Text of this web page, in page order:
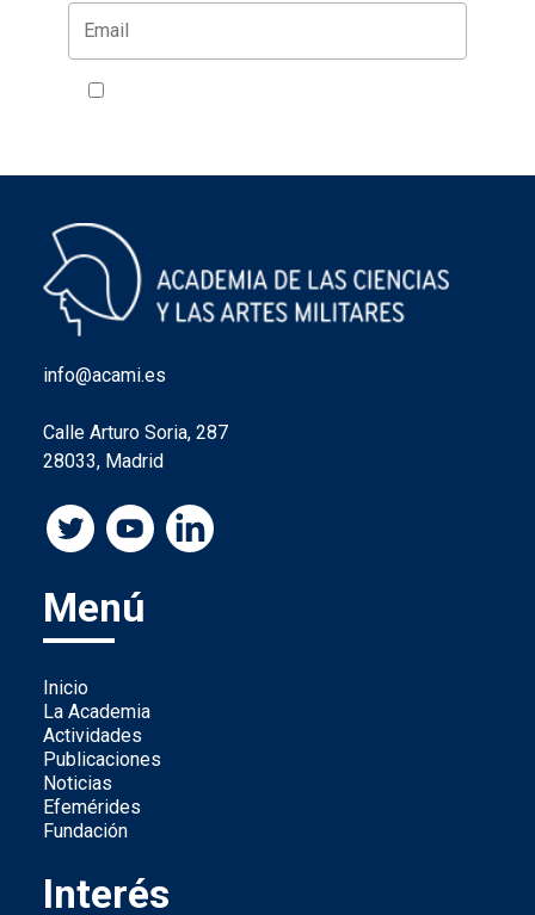
info@acami.es
Calle Arturo Soria, 287
28033, Madrid
Menú
Inicio
La Academia
Actividades
Publicaciones
Noticias
Efemérides
Fundación
Interés